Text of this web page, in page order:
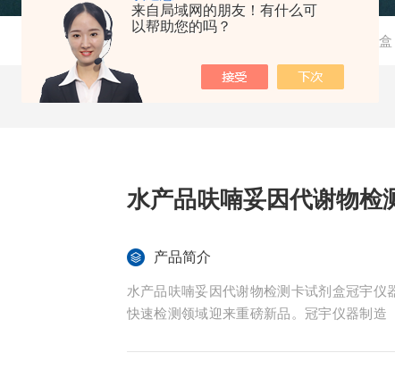
来自局域网的朋友！有什么可
以帮助您的吗？
检测试剂盒
水产品呋喃妥因代谢物检
产品简介
水产品呋喃妥因代谢物检测卡试剂盒冠宇
快速检测领域迎来重磅新品。冠宇仪器制造